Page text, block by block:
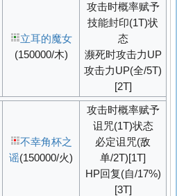
立耳的魔女
(150000/木)
攻击时概率赋予
技能封印(1T)状
态
濒死时攻击力UP
攻击力UP(全/5T)
[2T]
不幸角杯之
谣(150000/火)
攻击时概率赋予
诅咒(1T)状态
必定诅咒(敌
单/2T)[1T]
HP回复(自/17%)
[3T]